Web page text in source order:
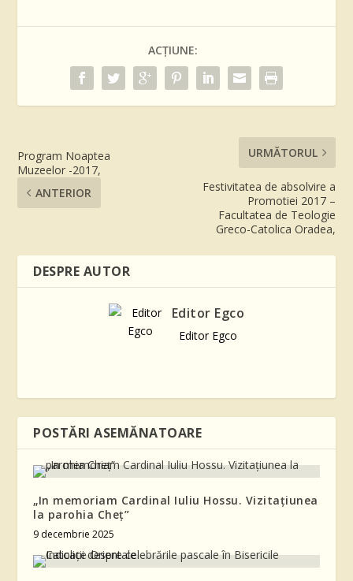
ACȚIUNE:
Program Noaptea
Muzeelor -2017,
ANTERIOR
URMĂTORUL
Festivitatea de absolvire a
Promotiei 2017 –
Facultatea de Teologie
Greco-Catolica Oradea,
DESPRE AUTOR
Editor Egco
Editor Egco
POSTĂRI ASEMĂNATOARE
„In memoriam Cardinal Iuliu Hossu. Vizitațiunea
la parohia Cheț”
9 decembrie 2025